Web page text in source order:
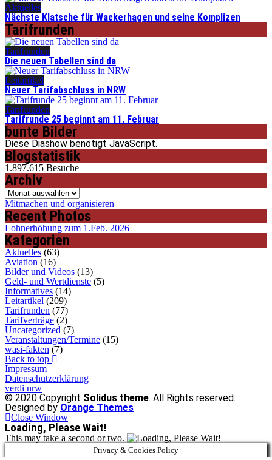
Aktuelles
Nächste Klatsche für Wackerhagen und seine Komplizen
Tarifrunden
Tarifrunden
Die neuen Tabellen sind da
Leitartikel
Neuer Tarifabschluss in NRW
Tarifrunden
Tarifrunde 25 beginnt am 11. Februar
bunte Bilder
Diese Diashow benötigt JavaScript.
Blogstatistik
1.897.615 Besuche
Archiv
Archiv
Mitmachen und organisieren
Recent Photos
Lohnerhöhung zum 1.Feb. 2026
Kategorien
Aktuelles (63)
Aviation (16)
Bilder und Videos (13)
Geld- und Wertdienste (5)
Informatives (14)
Leitartikel (209)
Tarifrunden (77)
Tarifverträge (2)
Uncategorized (7)
Veranstaltungen/Termine (15)
wasi-fakten (7)
Back to top
Impressum
Datenschutzerklärung
verdi nrw
© 2020 Copyright Solidus theme. All Rights reserved.
Designed by Orange Themes
Close Window
Loading, Please Wait!
This may take a second or two.
Privacy & Cookies Policy